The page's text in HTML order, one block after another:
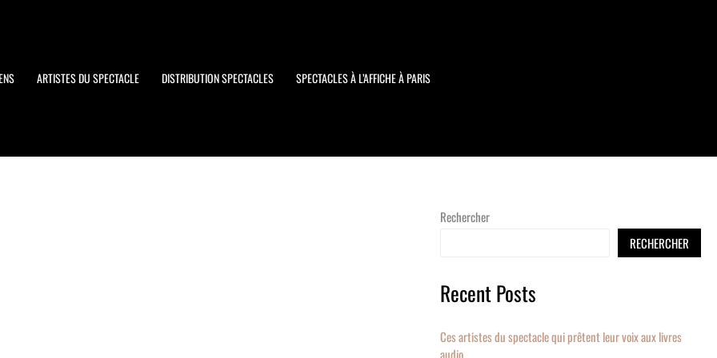
ARTISTES DU SPECTACLE DISTRIBUTION SPECTACLES SPECTACLES À L’AFFICHE À PARIS
Rechercher
RECHERCHER
Recent Posts
Ces artistes du spectacle qui prêtent leur voix aux livres
audio